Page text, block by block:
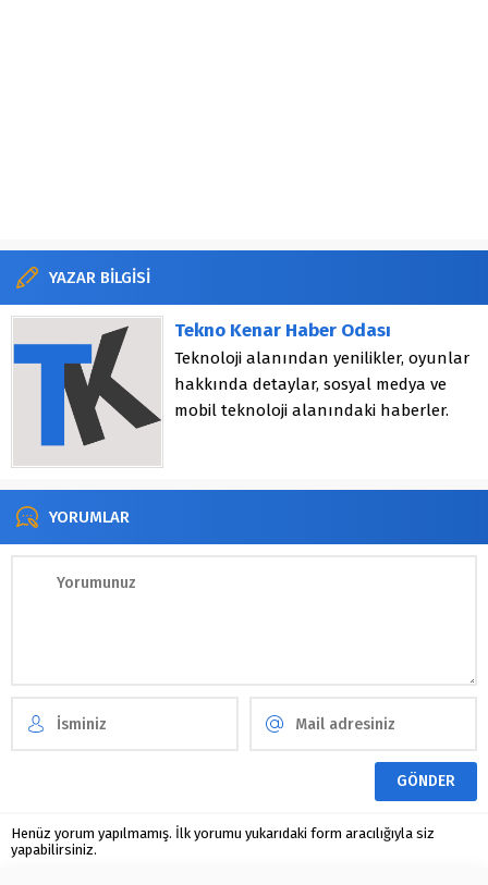
YAZAR BİLGİSİ
Tekno Kenar Haber Odası
Teknoloji alanından yenilikler, oyunlar
hakkında detaylar, sosyal medya ve
mobil teknoloji alanındaki haberler.
YORUMLAR
Henüz yorum yapılmamış. İlk yorumu yukarıdaki form aracılığıyla siz
yapabilirsiniz.